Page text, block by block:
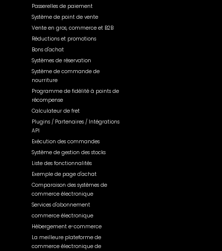
Passerelles de paiement
Système de point de vente
Vente en gros, commerce et B2B
Réductions et promotions
Bons d'achat
Systèmes de réservation
Système de commande de
nourriture
Programme de fidélité à points de
récompense
Calculateur de fret
Plugins / Partenaires / Intégrations
API
Exécution des commandes
Système de gestion des stocks
Liste des fonctionnalités
Exemple de page d'achat
Comparaison des systèmes de
commerce électronique
Services d'abonnement
commerce électronique
Hébergement e-commerce
La meilleure plateforme de
commerce électronique de